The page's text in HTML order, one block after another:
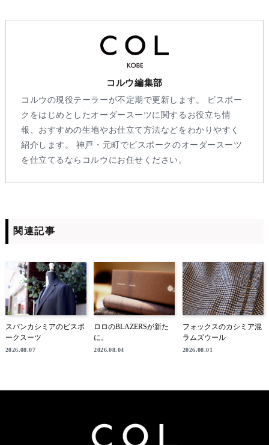
コルウ編集部
コルウの現役テーラーが不定期で更新します。 ビスポー
クをはじめとしたオーダースーツに関するお役立ち情
報、おすすめの生地やお仕立て方法などをわかりやすく
紹介します。 神戸・元町でビスポークのオーダースーツ
を仕立てるならコルウにお任せください。
関連記事
スパンカシミアのビスポ
ークスーツ
2026.08.07
ロロのBLAZERSが新た
に。
2026.08.04
フォックスのカシミア混
ラムズウール
2026.08.01